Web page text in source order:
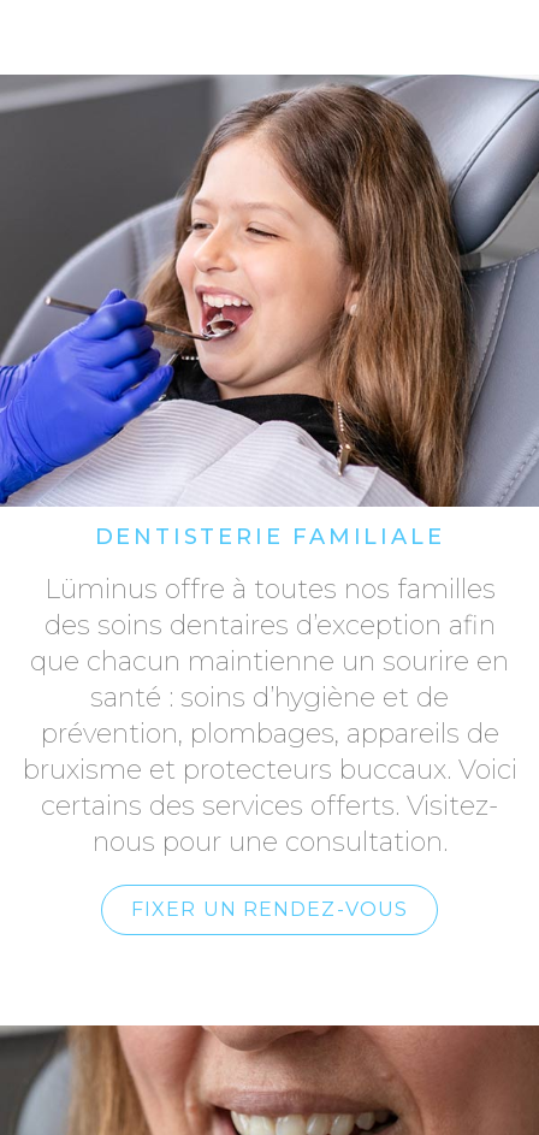
DENTISTERIE FAMILIALE
Lüminus offre à toutes nos familles
des soins dentaires d’exception afin
que chacun maintienne un sourire en
santé : soins d’hygiène et de
prévention, plombages, appareils de
bruxisme et protecteurs buccaux. Voici
certains des services offerts. Visitez-
nous pour une consultation.
FIXER UN RENDEZ-VOUS